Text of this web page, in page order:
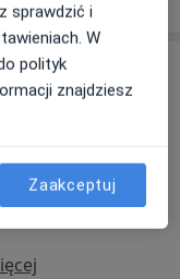
sprawdzić i
W
polityk
znajdziesz
Zaakceptuj